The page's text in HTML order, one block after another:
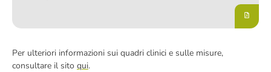
Per ulteriori informazioni sui quadri clinici e sulle misure,
consultare il sito qui.